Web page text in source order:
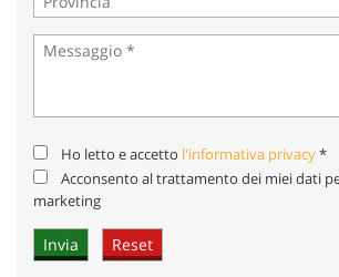
Ho letto e accetto l'informativa privacy*
Acconsento al trattamento dei miei dati
marketing